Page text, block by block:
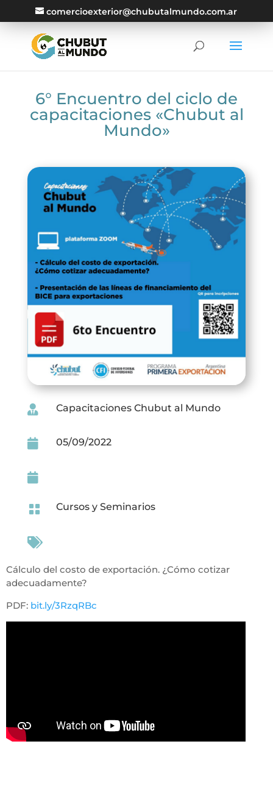
comercioexterior@chubutalmundo.com.ar
6° Encuentro del ciclo de
capacitaciones «Chubut al
Mundo»
 Capacitaciones Chubut al Mundo
 05/09/2022

 Cursos y Seminarios

Cálculo del costo de exportación. ¿Cómo cotizar
adecuadamente?
PDF: bit.ly/3RzqRBc